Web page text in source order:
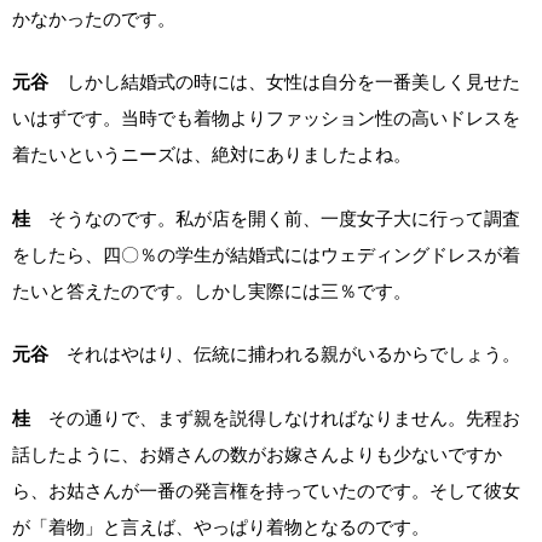
かなかったのです。
元谷
しかし結婚式の時には、女性は自分を一番美しく見せた
いはずです。当時でも着物よりファッション性の高いドレスを
着たいというニーズは、絶対にありましたよね。
桂 そうなのです。私が店を開く前、一度女子大に行って調査
をしたら、四〇％の学生が結婚式にはウェディングドレスが着
たいと答えたのです。しかし実際には三％です。
元谷 それはやはり、伝統に捕われる親がいるからでしょう。
桂 その通りで、まず親を説得しなければなりません。先程お
話したように、お婿さんの数がお嫁さんよりも少ないですか
ら、お姑さんが一番の発言権を持っていたのです。そして彼女
が「着物」と言えば、やっぱり着物となるのです。